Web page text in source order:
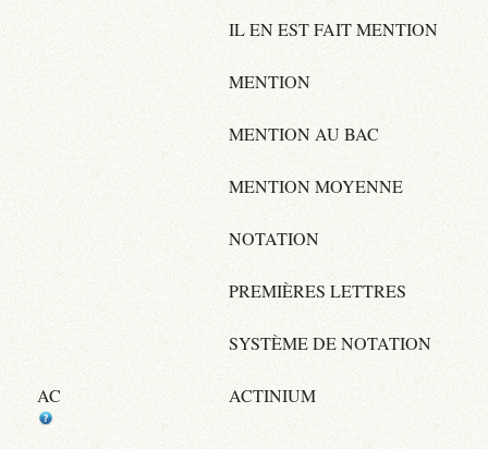
IL EN EST FAIT MENTION
MENTION
MENTION AU BAC
MENTION MOYENNE
NOTATION
PREMIÈRES LETTRES
SYSTÈME DE NOTATION
AC ACTINIUM